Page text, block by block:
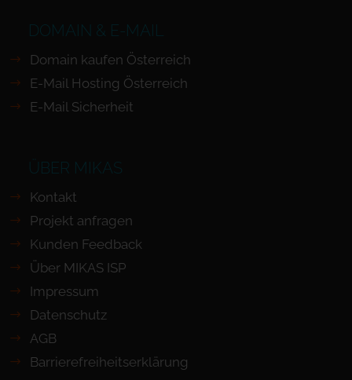
DOMAIN & E-MAIL
Domain kaufen Österreich
E-Mail Hosting Österreich
E-Mail Sicherheit
ÜBER MIKAS
Kontakt
Projekt anfragen
Kunden Feedback
Über MIKAS ISP
Impressum
Datenschutz
AGB
Barrierefreiheits­erklärung